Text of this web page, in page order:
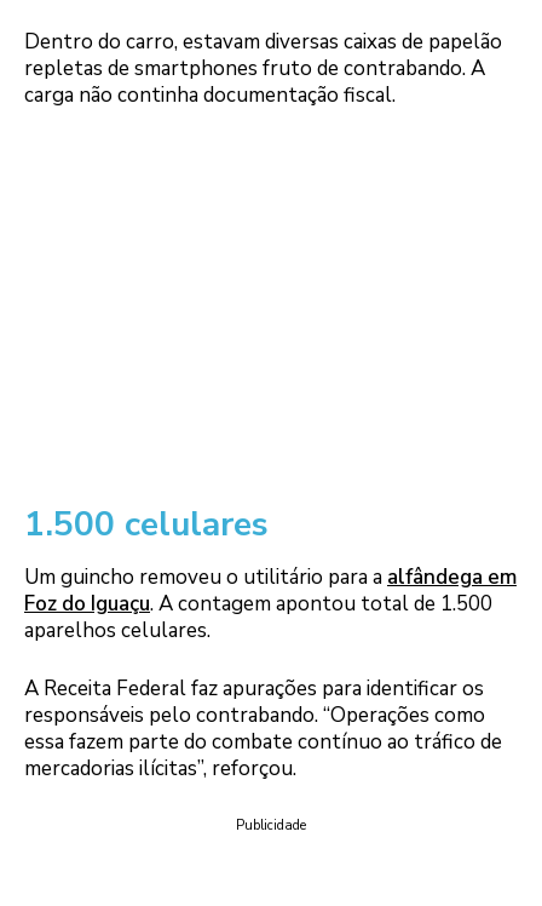
Dentro do carro, estavam diversas caixas de papelão
repletas de smartphones fruto de contrabando. A
carga não continha documentação fiscal.
1.500 celulares
Um guincho removeu o utilitário para a alfândega em
Foz do Iguaçu. A contagem apontou total de 1.500
aparelhos celulares.
A Receita Federal faz apurações para identificar os
responsáveis pelo contrabando. “Operações como
essa fazem parte do combate contínuo ao tráfico de
mercadorias ilícitas”, reforçou.
Publicidade